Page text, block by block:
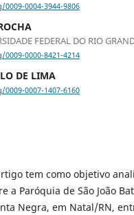
0004-3944-9806
FEDERAL DO RIO
0000-8421-4214
DE LIMA
0007-1407-6160
tem como objetivo
a Paróquia de São João
Negra, em Natal/RN,